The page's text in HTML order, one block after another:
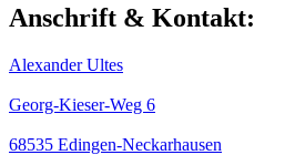
Anschrift & Kontakt:
Alexander Ultes
Georg-Kieser-Weg 6
68535 Edingen-Neckarhausen